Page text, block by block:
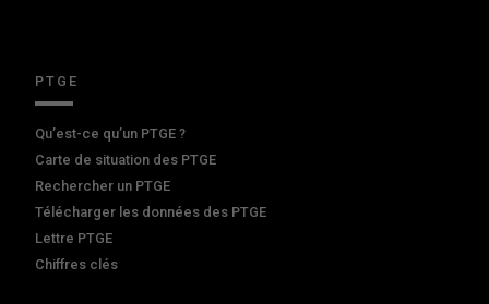
PTGE
Qu’est-ce qu’un PTGE ?
Carte de situation des PTGE
Rechercher un PTGE
Télécharger les données des PTGE
Lettre PTGE
Chiffres clés